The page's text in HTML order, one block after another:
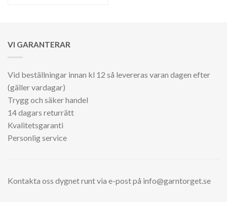
VI GARANTERAR
Vid beställningar innan kl 12 så levereras varan dagen efter
(gäller vardagar)
Trygg och säker handel
14 dagars returrätt
Kvalitetsgaranti
Personlig service
Kontakta oss dygnet runt via e-post på info@garntorget.se